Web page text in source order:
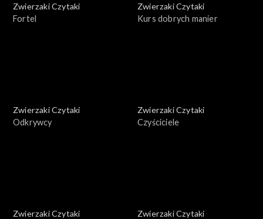
Zwierzaki Czytaki
Fortel
Zwierzaki Czytaki
Kurs dobrych manier
Zwierzaki Czytaki
Odkrywcy
Zwierzaki Czytaki
Czyściciele
Zwierzaki Czytaki
Zwierzaki Czytaki